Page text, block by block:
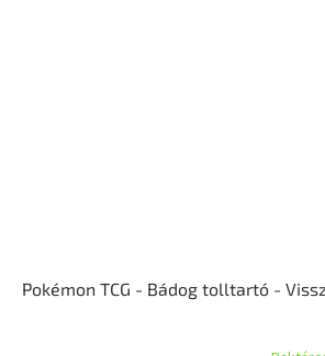
Pokémon TCG - Bádog tolltartó -